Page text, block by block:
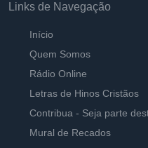
Links de Navegação
Início
Quem Somos
Rádio Online
Letras de Hinos Cristãos
Contribua - Seja parte
Mural de Recados